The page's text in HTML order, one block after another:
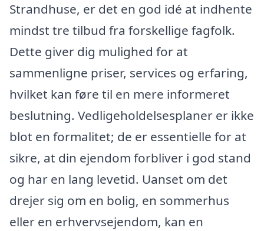
Strandhuse, er det en god idé at indhente
mindst tre tilbud fra forskellige fagfolk.
Dette giver dig mulighed for at
sammenligne priser, services og erfaring,
hvilket kan føre til en mere informeret
beslutning. Vedligeholdelsesplaner er ikke
blot en formalitet; de er essentielle for at
sikre, at din ejendom forbliver i god stand
og har en lang levetid. Uanset om det
drejer sig om en bolig, en sommerhus
eller en erhvervsejendom, kan en